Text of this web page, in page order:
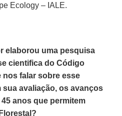
Ecology – IALE.
elaborou uma pesquisa
cientifica do Código
nos falar sobre esse
sua avaliação, os avanços
anos que permitem